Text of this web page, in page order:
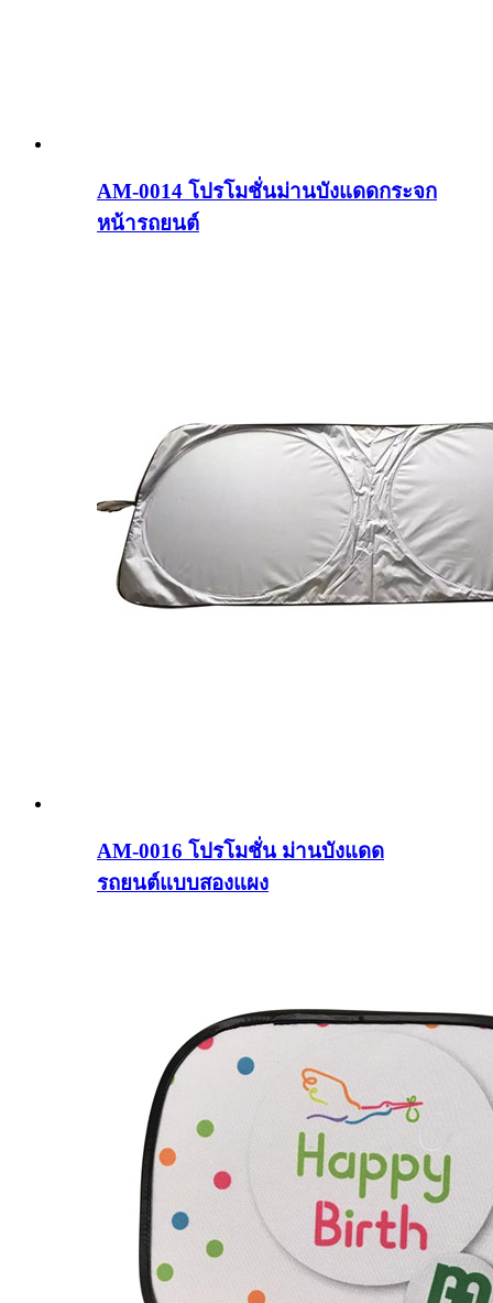
AM-0014 โปรโมชั่นม่านบังแดดกระจก
หน้ารถยนต์
AM-0016 โปรโมชั่น ม่านบังแดด
รถยนต์แบบสองแผง